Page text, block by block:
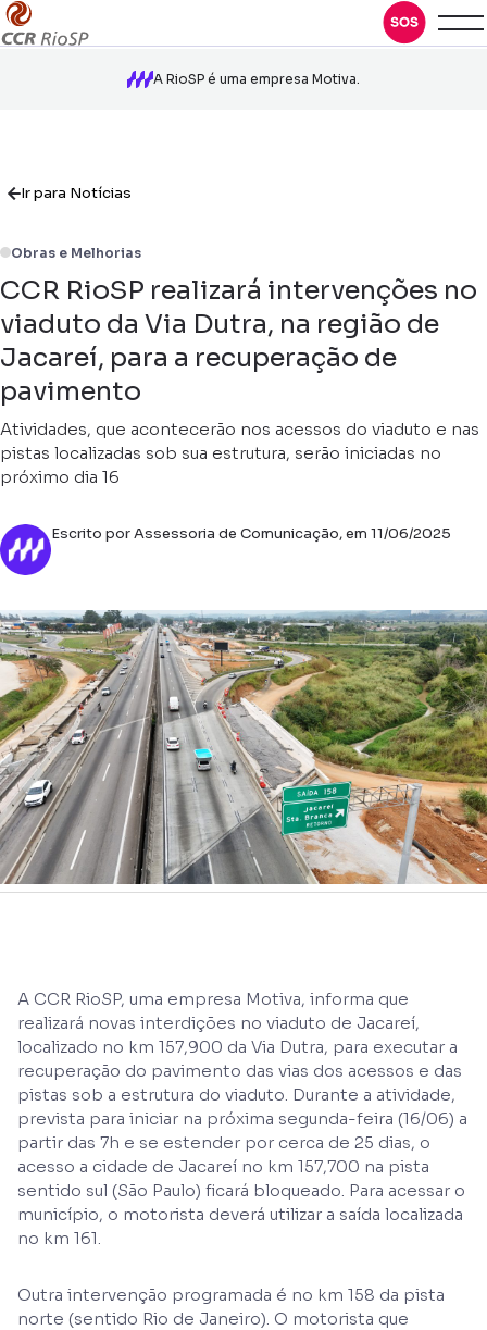
A RioSP é uma empresa Motiva.
Ir para Notícias
Obras e Melhorias
CCR RioSP realizará intervenções no
viaduto da Via Dutra, na região de
Jacareí, para a recuperação de
pavimento
Atividades, que acontecerão nos acessos do viaduto e nas
pistas localizadas sob sua estrutura, serão iniciadas no
próximo dia 16
Escrito por Assessoria de Comunicação, em 11/06/2025
A CCR RioSP, uma empresa Motiva, informa que
realizará novas interdições no viaduto de Jacareí,
localizado no km 157,900 da Via Dutra, para executar a
recuperação do pavimento das vias dos acessos e das
pistas sob a estrutura do viaduto. Durante a atividade,
prevista para iniciar na próxima segunda-feira (16/06) a
partir das 7h e se estender por cerca de 25 dias, o
acesso a cidade de Jacareí no km 157,700 na pista
sentido sul (São Paulo) ficará bloqueado. Para acessar o
município, o motorista deverá utilizar a saída localizada
no km 161.
Outra intervenção programada é no km 158 da pista
norte (sentido Rio de Janeiro). O motorista que